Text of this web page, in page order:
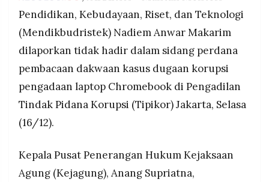
©
RESOLUSI
PRAMUDITA
©
Resolusi.co
tiga terdakwa lain dipastikan hadir; kelanjutan
perkara terhadap Nadiem menunggu keputusan
majelis.
Kasus ini terkait pengadaan TIK 2019–2022,
dengan empat tersangka aktif dan satu buron,
yakni mantan Staf Khusus Nadiem, Jurist Tan.
Pendidikan, Kebudayaan, Riset, dan Teknologi
(Mendikbudristek) Nadiem Anwar Makarim
dilaporkan tidak hadir dalam sidang perdana
pembacaan dakwaan kasus dugaan korupsi
pengadaan laptop Chromebook di Pengadilan
Tindak Pidana Korupsi (Tipikor) Jakarta, Selasa
(16/12).
Kepala Pusat Penerangan Hukum Kejaksaan
Agung (Kejagung), Anang Supriatna,